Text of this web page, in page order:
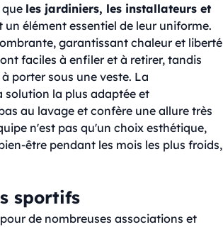
les jardiniers, les installateurs et
un élément essentiel de leur uniforme.
garantissant chaleur et liberté
faciles à enfiler et à retirer, tandis
porter sous une veste. La
solution la plus adaptée et
au lavage et confère une allure très
n'est pas qu'un choix esthétique,
être pendant les mois les plus froids,
sportifs
de nombreuses associations et